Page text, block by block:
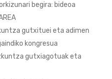
begira: bideoa
gutxituei eta adimen
kongresua
gutxiagotuak eta